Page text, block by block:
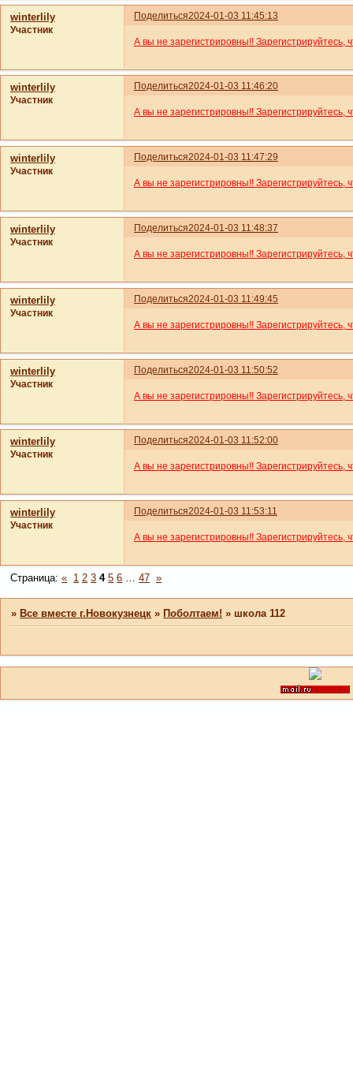
Поделиться2024-01-03 11:45:13
winterlily
Участник
А вы не зарегистрировны!! Зарегистрируйтесь,
Поделиться2024-01-03 11:46:20
winterlily
Участник
А вы не зарегистрировны!! Зарегистрируйтесь,
Поделиться2024-01-03 11:47:29
winterlily
Участник
А вы не зарегистрировны!! Зарегистрируйтесь,
Поделиться2024-01-03 11:48:37
winterlily
Участник
А вы не зарегистрировны!! Зарегистрируйтесь,
Поделиться2024-01-03 11:49:45
winterlily
Участник
А вы не зарегистрировны!! Зарегистрируйтесь,
Поделиться2024-01-03 11:50:52
winterlily
Участник
А вы не зарегистрировны!! Зарегистрируйтесь,
Поделиться2024-01-03 11:52:00
winterlily
Участник
А вы не зарегистрировны!! Зарегистрируйтесь,
Поделиться2024-01-03 11:53:11
winterlily
Участник
А вы не зарегистрировны!! Зарегистрируйтесь,
Страница:« 1 2 3 4 5 6 47 »
»Все вместе г.Новокузнецк »Поболтаем! » школа 112